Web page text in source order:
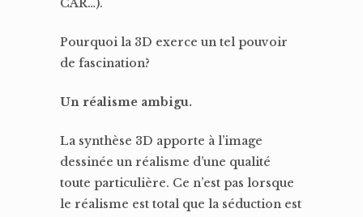
CAR…).
Pourquoi la 3D exerce un tel pouvoir
de fascination?
Un réalisme ambigu.
La synthèse 3D apporte à l’image
dessinée un réalisme d’une qualité
toute particulière. Ce n’est pas lorsque
le réalisme est total que la séduction est